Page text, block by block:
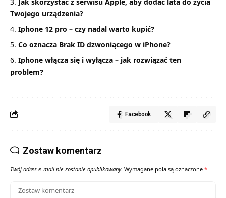
Twojego urządzenia?
Iphone 12 pro – czy nadal warto kupić?
Co oznacza Brak ID dzwoniącego w iPhone?
Iphone włącza się i wyłącza – jak rozwiązać ten
problem?
Facebook
Zostaw komentarz
Twój adres e-mail nie zostanie opublikowany. Wymagane pola są oznaczone *